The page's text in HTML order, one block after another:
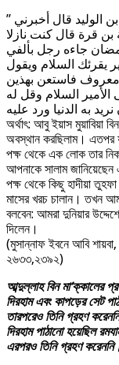
” أخرجه عن محمد بن بشر قال حدثنا عبد الله بن الوليد قال أخبرني
بن قرة قال كنت نازلا
جاءه رجل بألفي
يقرئك السلام ويقول
معروف فاستعن بهذين
السلام وقل له
به الدنيا ورد عليه
অর্থাৎ: আবু ইয়াস মুয়াবিয়া
অবস্থান করছিলাম। এতপর
পক্ষ থেকে এক লোক তার
আপনাকে সালাম
পক্ষ থেকে কিছু হাদীয়া
মাসের খরচ চালান। তখন
বলবেন: আমরা দুনিয়ার
দিলেন।
(মুসান্নাফ ইবনে আবি
২৬৩৩,২৩৯২)
আব্দুল্লাহ বিন মা’ক্কালের
দিরহাম এবং কাপড়ের সেট
তারপরেও তিনি গ্রহণ
দিরহাম পাঠানো হয়েছিল
এরপরও তিনি গ্রহণ